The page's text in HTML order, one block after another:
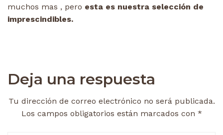
muchos mas , pero esta es nuestra selección de
imprescindibles.
Deja una respuesta
Tu dirección de correo electrónico no será publicada.
Los campos obligatorios están marcados con *